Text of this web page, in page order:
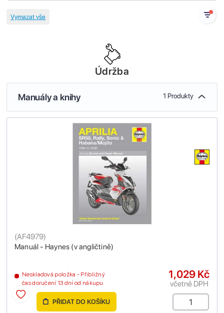
Údržba
Manuály a knihy 1 Produkty
Manuál - Haynes (v angličtině)
(AF4979)
Neskladová položka - Přibližný
čas doručení 13 dní od nákupu
1,029 Kč
včetně DPH
PŘIDAT DO KOŠÍKU